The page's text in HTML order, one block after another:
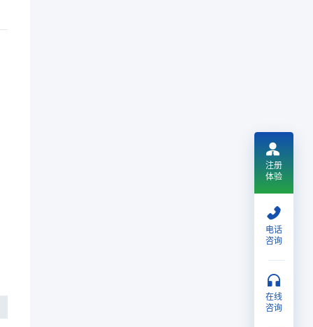
注册
体验
电话
咨询
在线
咨询